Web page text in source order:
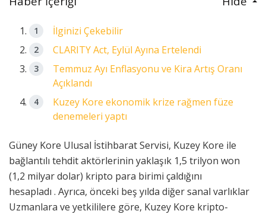
İlginizi Çekebilir
CLARITY Act, Eylül Ayına Ertelendi
Temmuz Ayı Enflasyonu ve Kira Artış Oranı
Açıklandı
Kuzey Kore ekonomik krize rağmen füze
denemeleri yaptı
Güney Kore Ulusal İstihbarat Servisi, Kuzey Kore ile
bağlantılı tehdit aktörlerinin yaklaşık 1,5 trilyon won
(1,2 milyar dolar) kripto para birimi çaldığını
hesapladı . Ayrıca, önceki beş yılda diğer sanal varlıklar
Uzmanlara ve yetkililere göre, Kuzey Kore kripto-